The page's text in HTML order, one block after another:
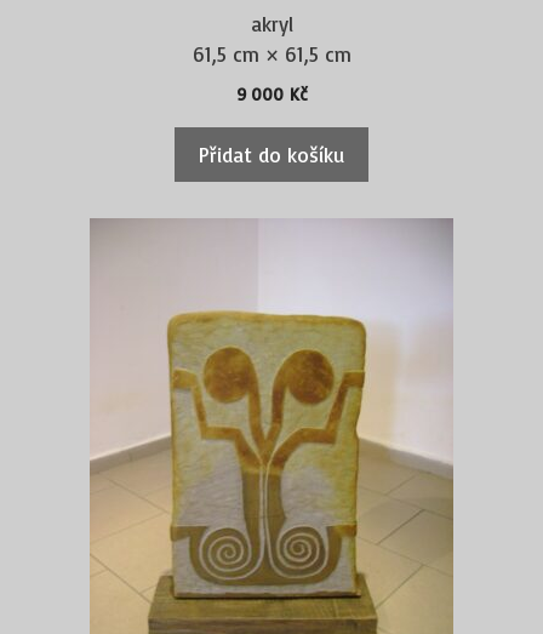
akryl
61,5 cm × 61,5 cm
9 000 Kč
Přidat do košíku